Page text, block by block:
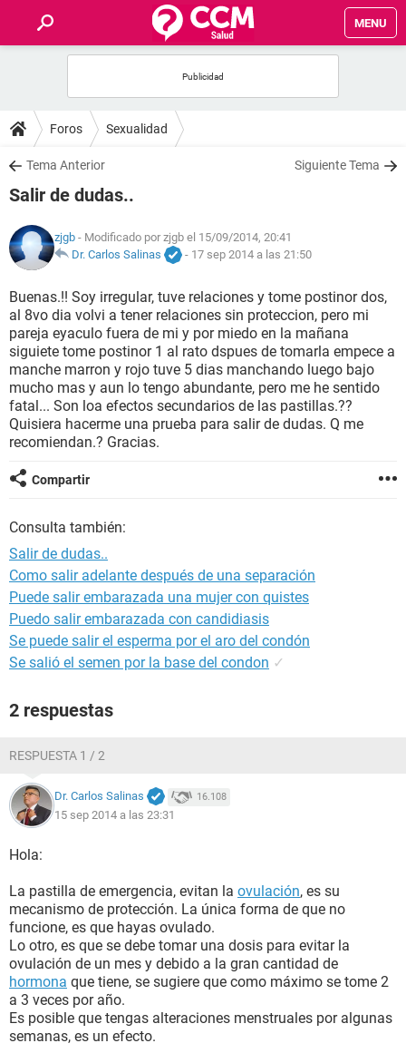
MENU
FOROS
SALUD
NUTRICIÓN
BIENESTAR
SEXUALIDAD
GLOSARIO
Foros Sexualidad
Tema Anterior Siguiente Tema
Salir de dudas..
zjgb - Modificado por zjgb el 15/09/2014, 20:41
Dr. Carlos Salinas
- 17 sep 2014 a las 21:50
Buenas.!! Soy irregular, tuve relaciones y tome postinor dos,
al 8vo dia volvi a tener relaciones sin proteccion, pero mi
pareja eyaculo fuera de mi y por miedo en la mañana
siguiete tome postinor 1 al rato dspues de tomarla empece a
manche marron y rojo tuve 5 dias manchando luego bajo
mucho mas y aun lo tengo abundante, pero me he sentido
fatal... Son loa efectos secundarios de las pastillas.??
Quisiera hacerme una prueba para salir de dudas. Q me
recomiendan.? Gracias.
Compartir
Consulta también:
Salir de dudas..
Como salir adelante después de una separación
Puede salir embarazada una mujer con quistes
Puedo salir embarazada con candidiasis
Se puede salir el esperma por el aro del condón
Se salió el semen por la base del condon ✓
2 respuestas
RESPUESTA 1 / 2
Dr. Carlos Salinas 16.108
15 sep 2014 a las 23:31
Hola:
La pastilla de emergencia, evitan la ovulación, es su
mecanismo de protección. La única forma de que no
funcione, es que hayas ovulado.
Lo otro, es que se debe tomar una dosis para evitar la
ovulación de un mes y debido a la gran cantidad de
hormona que tiene, se sugiere que como máximo se tome 2
a 3 veces por año.
Es posible que tengas alteraciones menstruales por algunas
semanas, es un efecto.